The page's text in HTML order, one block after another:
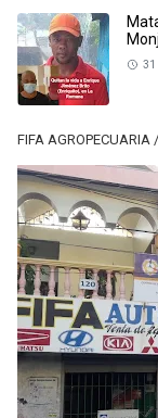
31
FIFA AGROPECUARIA